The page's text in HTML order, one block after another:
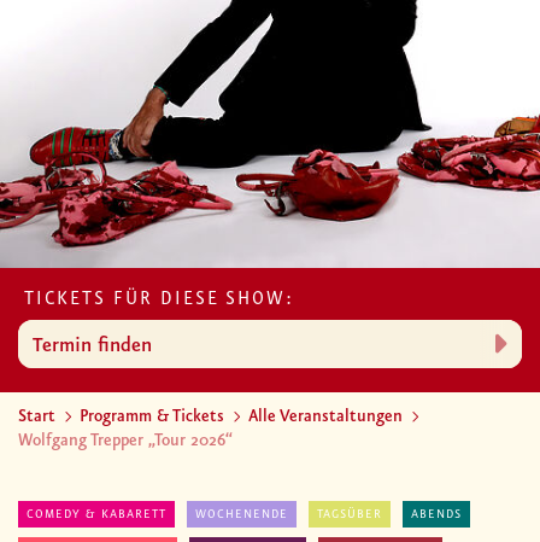
TICKETS FÜR DIESE SHOW:
Termin finden
Start Programm & Tickets
Alle Veranstaltungen
Wolfgang Trepper „Tour 2026“
COMEDY & KABARETT WOCHENENDE TAGSÜBER ABENDS